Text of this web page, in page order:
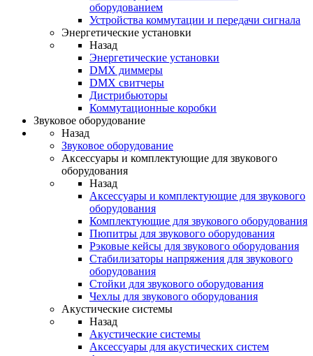
оборудованием
Устройства коммутации и передачи сигнала
Энергетические установки
Назад
Энергетические установки
DMX диммеры
DMX свитчеры
Дистрибьюторы
Коммутационные коробки
Звуковое оборудование
Назад
Звуковое оборудование
Аксессуары и комплектующие для звукового
оборудования
Назад
Аксессуары и комплектующие для звукового
оборудования
Комплектующие для звукового оборудования
Пюпитры для звукового оборудования
Рэковые кейсы для звукового оборудования
Стабилизаторы напряжения для звукового
оборудования
Стойки для звукового оборудования
Чехлы для звукового оборудования
Акустические системы
Назад
Акустические системы
Аксессуары для акустических систем